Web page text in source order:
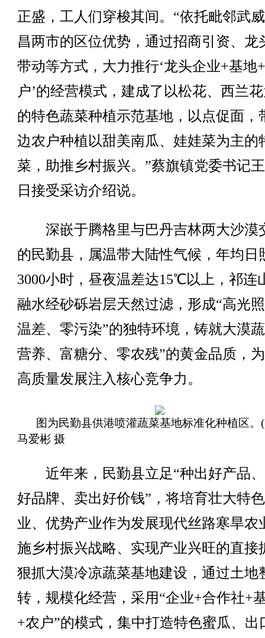
正盛，工人们穿梭其间。“依托毗邻武
昌两市的区位优势，通过招商引资、龙
带动等方式，大力推行‘龙头企业+基地
户’的经营模式，建成了以松花、西兰
的特色蔬菜种植示范基地，以点促面，
边农户种植以甜美南瓜、娃娃菜为主的
菜，助推乡村振兴。”蔡旗镇党委书记
日接受采访介绍说。
深嵌于腾格里与巴丹吉林两大沙漠
的民勤县，属温带大陆性气候，年均日
3000小时，昼夜温差达15℃以上，祁连
融水经砂砾岩层天然过滤，形成“高光
温差、零污染”的独特环境，铸就大漠
营养、富糖分、零农残”的黄金品质，
高质量发展注入核心竞争力。
图为民勤县供港喷灌蔬菜基地标准化种植区。
马爱彬 摄
近年来，民勤县立足“种出好产品
好品牌、卖出好价钱”，将培育壮大特
业、优势产业作为发展现代丝路寒旱农
施乡村振兴战略、实现产业兴旺的直接
狠抓大漠冷凉蔬菜基地建设，通过土地
转，规模化经营，采用“企业+合作社+
+农户”的模式，集中打造特色蜜瓜、出